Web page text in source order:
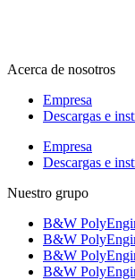
Acerca de nosotros
Empresa
Descargas e
Empresa
Descargas e
Nuestro grupo
B&W
B&W
B&W
B&W